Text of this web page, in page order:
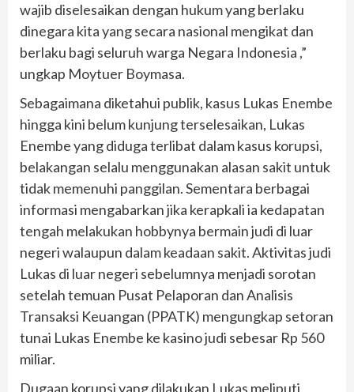
wajib diselesaikan dengan hukum yang berlaku
dinegara kita yang secara nasional mengikat dan
berlaku bagi seluruh warga Negara Indonesia ,”
ungkap Moytuer Boymasa.
Sebagaimana diketahui publik, kasus Lukas Enembe
hingga kini belum kunjung terselesaikan, Lukas
Enembe yang diduga terlibat dalam kasus korupsi,
belakangan selalu menggunakan alasan sakit untuk
tidak memenuhi panggilan. Sementara berbagai
informasi mengabarkan jika kerapkali ia kedapatan
tengah melakukan hobbynya bermain judi di luar
negeri walaupun dalam keadaan sakit. Aktivitas judi
Lukas di luar negeri sebelumnya menjadi sorotan
setelah temuan Pusat Pelaporan dan Analisis
Transaksi Keuangan (PPATK) mengungkap setoran
tunai Lukas Enembe ke kasino judi sebesar Rp 560
miliar.
Dugaan korupsi yang dilakukan Lukas meliputi